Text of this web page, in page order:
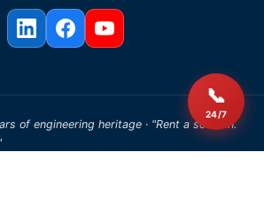
of engineering heritage · "Rent a solution.
📞
24/7